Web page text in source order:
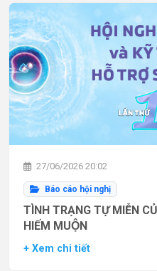
27/06/2026 20:02
Báo cáo hội nghị
TÌNH TRẠNG TỰ MIỄN
HIẾM MUỘN
+ Xem chi tiết